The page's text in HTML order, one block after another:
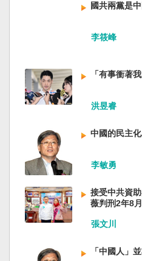
國共兩黨是
李筱峰
「有事衝著
洪昱睿
中國的民主
李敏勇
接受中共資
薇判刑2年8
張文川
「中國人」